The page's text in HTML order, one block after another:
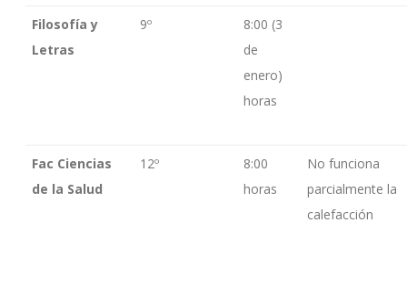
Filosofía y
Letras
9º
8:00 (3
de
enero)
horas
Fac Ciencias
de la Salud
12º
8:00
horas
No funciona
parcialmente la
calefacción